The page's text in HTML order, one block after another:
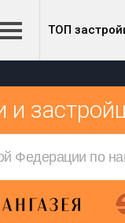
ТОП
и